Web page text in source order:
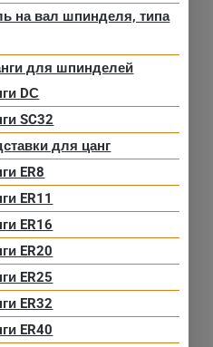
на вал шпинделя, типа
для шпинделей
DС
SC32
для цанг
ER8
ER11
ER16
ER20
ER25
ER32
ER40